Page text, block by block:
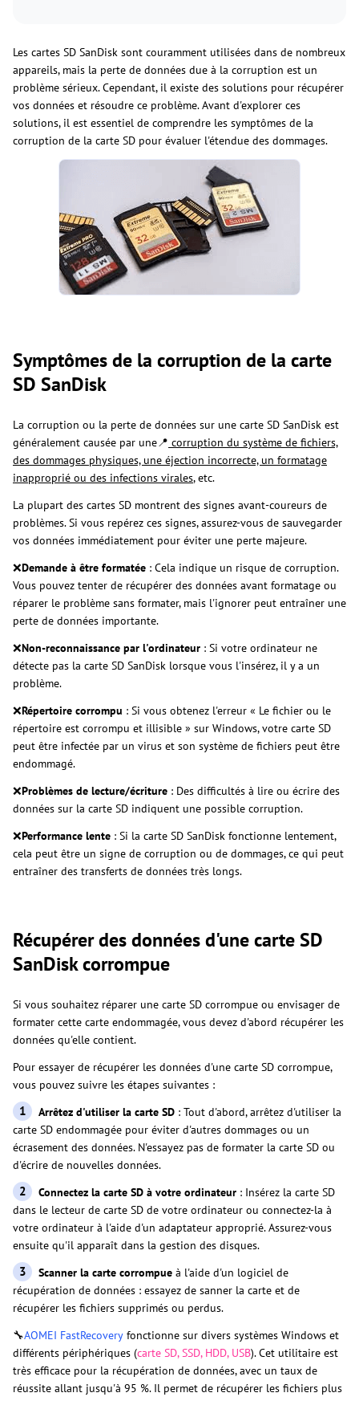
Les cartes SD SanDisk sont couramment utilisées dans de nombreux
appareils, mais la perte de données due à la corruption est un
problème sérieux. Cependant, il existe des solutions pour récupérer
vos données et résoudre ce problème. Avant d'explorer ces
solutions, il est essentiel de comprendre les symptômes de la
corruption de la carte SD pour évaluer l'étendue des dommages.
Symptômes de la corruption de la carte
SD SanDisk
La corruption ou la perte de données sur une carte SD SanDisk est
généralement causée par une📍 corruption du système de fichiers,
des dommages physiques, une éjection incorrecte, un formatage
inapproprié ou des infections virales, etc.
La plupart des cartes SD montrent des signes avant-coureurs de
problèmes. Si vous repérez ces signes, assurez-vous de sauvegarder
vos données immédiatement pour éviter une perte majeure.
❌Demande à être formatée : Cela indique un risque de corruption.
Vous pouvez tenter de récupérer des données avant formatage ou
réparer le problème sans formater, mais l'ignorer peut entraîner une
perte de données importante.
❌Non-reconnaissance par l'ordinateur : Si votre ordinateur ne
détecte pas la carte SD SanDisk lorsque vous l'insérez, il y a un
problème.
❌Répertoire corrompu : Si vous obtenez l'erreur « Le fichier ou le
répertoire est corrompu et illisible » sur Windows, votre carte SD
peut être infectée par un virus et son système de fichiers peut être
endommagé.
❌Problèmes de lecture/écriture : Des difficultés à lire ou écrire des
données sur la carte SD indiquent une possible corruption.
❌Performance lente : Si la carte SD SanDisk fonctionne lentement,
cela peut être un signe de corruption ou de dommages, ce qui peut
entraîner des transferts de données très longs.
Récupérer des données d'une carte SD
SanDisk corrompue
Si vous souhaitez réparer une carte SD corrompue ou envisager de
formater cette carte endommagée, vous devez d'abord récupérer les
données qu'elle contient.
Pour essayer de récupérer les données d'une carte SD corrompue,
vous pouvez suivre les étapes suivantes :
1 Arrêtez d'utiliser la carte SD : Tout d'abord, arrêtez d'utiliser la
carte SD endommagée pour éviter d'autres dommages ou un
écrasement des données. N'essayez pas de formater la carte SD ou
d'écrire de nouvelles données.
2 Connectez la carte SD à votre ordinateur : Insérez la carte SD
dans le lecteur de carte SD de votre ordinateur ou connectez-la à
votre ordinateur à l'aide d'un adaptateur approprié. Assurez-vous
ensuite qu'il apparaît dans la gestion des disques.
3 Scanner la carte corrompue à l'aide d'un logiciel de
récupération de données : essayez de sanner la carte et de
récupérer les fichiers supprimés ou perdus.
🔧AOMEI FastRecovery fonctionne sur divers systèmes Windows et
différents périphériques (carte SD, SSD, HDD, USB). Cet utilitaire est
très efficace pour la récupération de données, avec un taux de
réussite allant jusqu'à 95 %. Il permet de récupérer les fichiers plus